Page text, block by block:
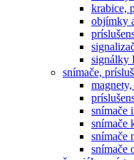
krabice,
objímky
signálky
snímače,
snímače
snímače
snímače
snímače